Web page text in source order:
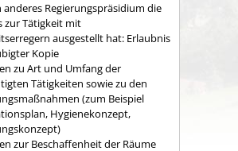
anderes Regierungspräsidium die
zur Tätigkeit mit
ausgestellt hat: Erlaubnis
Kopie
zu Art und Umfang der
Tätigkeiten sowie zu den
(zum Beispiel
Hygienekonzept,
zur Beschaffenheit der Räume